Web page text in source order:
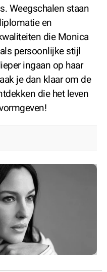
Weegschalen staan
en
die Monica
persoonlijke stijl
ingaan op haar
je dan klaar om de
die het leven